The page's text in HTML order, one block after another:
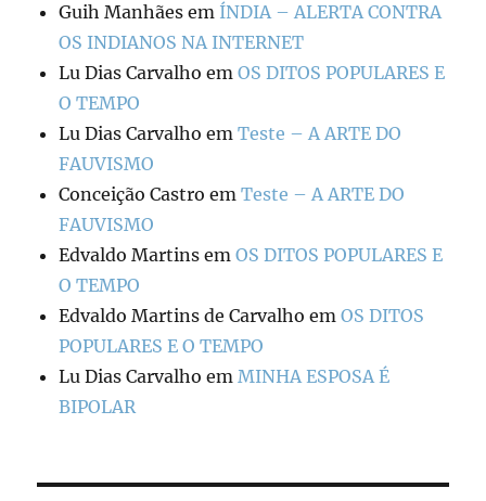
Guih Manhães em ÍNDIA – ALERTA CONTRA
OS INDIANOS NA INTERNET
Lu Dias Carvalho emOS DITOS POPULARES E
O TEMPO
Lu Dias Carvalho emTeste – A ARTE DO
FAUVISMO
Conceição Castro emTeste – A ARTE DO
FAUVISMO
Edvaldo Martins emOS DITOS POPULARES E
O TEMPO
Edvaldo Martins de Carvalho emOS DITOS
POPULARES E O TEMPO
Lu Dias Carvalho emMINHA ESPOSA É
BIPOLAR